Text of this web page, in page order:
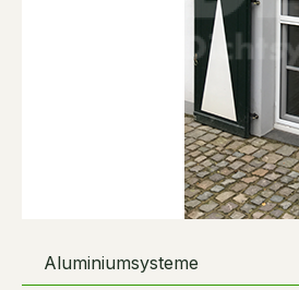
Aluminiumsysteme